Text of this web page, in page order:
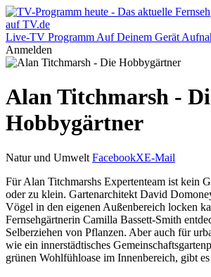
Live-TV Programm Auf Deinem Gerät
Anmelden
Alan Titchmarsh -
Hobbygärtner
Natur und Umwelt FacebookXE-Mail
Für Alan Titchmarshs Expertenteam ist kein
oder zu klein. Gartenarchitekt David
Vögel in den eigenen Außenbereich locken
Fernsehgärtnerin Camilla Bassett-Smith
Selberziehen von Pflanzen. Aber auch für
wie ein innerstädtisches
grünen Wohlfühloase im Innenbereich, gibt